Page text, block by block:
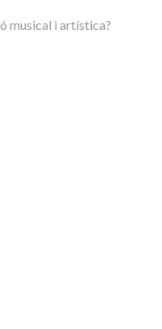
musical i artística?